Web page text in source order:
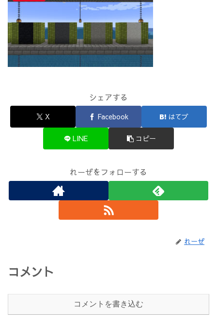
シェアする
X Facebook はてブ
LINE コピー
れーぜをフォローする
れーぜ
コメント
コメントを書き込む